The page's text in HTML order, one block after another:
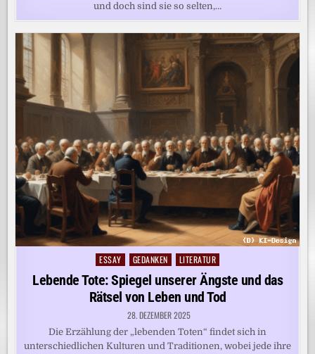
und doch sind sie so selten,…
Posted
in
ESSAY GEDANKEN LITERATUR
Lebende Tote: Spiegel unserer Ängste und das
Rätsel von Leben und Tod
28. DEZEMBER 2025
Die Erzählung der „lebenden Toten“ findet sich in
unterschiedlichen Kulturen und Traditionen, wobei jede ihre